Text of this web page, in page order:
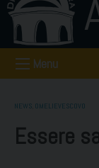
Menu
NEWS OMELIEVESCOVO
Essere